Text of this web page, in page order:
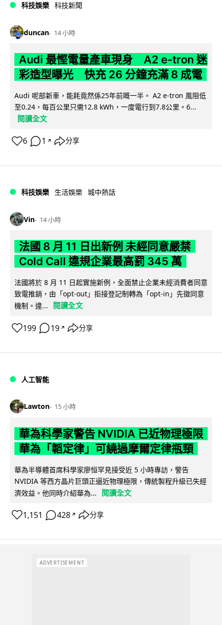
科技娛樂 科技新聞
duncan 14 小時
Audi 最慳電量產車現身 A2 e-tron 迷
彩造型曝光 快充 26 分鐘充滿 8 成電
Audi 呢部新車，能耗竟然係25年前嘅一半。 A2 e-tron 風阻低
至0.24，每百公里只需12.8 kWh，一度電行到7.8公里。6...
閱讀全文
6 1 ↗ 分享
科技娛樂 生活娛樂 城中熱話
Vin 14 小時
法國 8 月 11 日出新例 未經同意嚴禁
Cold Call 違規企業最高罰 345 萬
法國將於 8 月 11 日起實施新例，全面禁止企業未經消費者同意
致電推銷，由「opt-out」拒接登記制轉為「opt-in」先徵同意
機制。違...
閱讀全文
199 19 ↗ 分享
人工智能
Lawton 15 小時
華為科學家警告 NVIDIA 已近物理極限
華為「韜定律」可繞過摩爾定律瓶頸
華為半導體首席科學家廖恒罕見接受近 5 小時專訪，警告
NVIDIA 等西方晶片巨頭正逼近物理極限，傳統製程升級已失經
濟效益。他同時介紹華為...
閱讀全文
1,151 428 ↗ 分享
ADVERTISEMENT